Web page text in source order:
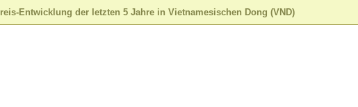
Entwicklung der letzten 5 Jahre in Vietnamesischen Dong (VND)